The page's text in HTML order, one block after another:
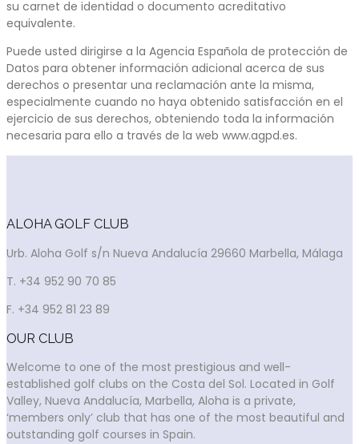
su carnet de identidad o documento acreditativo
equivalente.
Puede usted dirigirse a la Agencia Española de protección de
Datos para obtener información adicional acerca de sus
derechos o presentar una reclamación ante la misma,
especialmente cuando no haya obtenido satisfacción en el
ejercicio de sus derechos, obteniendo toda la información
necesaria para ello a través de la web www.agpd.es.
ALOHA GOLF CLUB
Urb. Aloha Golf s/n Nueva Andalucía 29660 Marbella, Málaga
T. +34 952 90 70 85
F. +34 952 81 23 89
OUR CLUB
Welcome to one of the most prestigious and well-
established golf clubs on the Costa del Sol. Located in Golf
Valley, Nueva Andalucía, Marbella, Aloha is a private,
‘members only’ club that has one of the most beautiful and
outstanding golf courses in Spain.